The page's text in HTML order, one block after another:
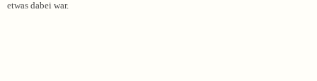
etwas dabei war.